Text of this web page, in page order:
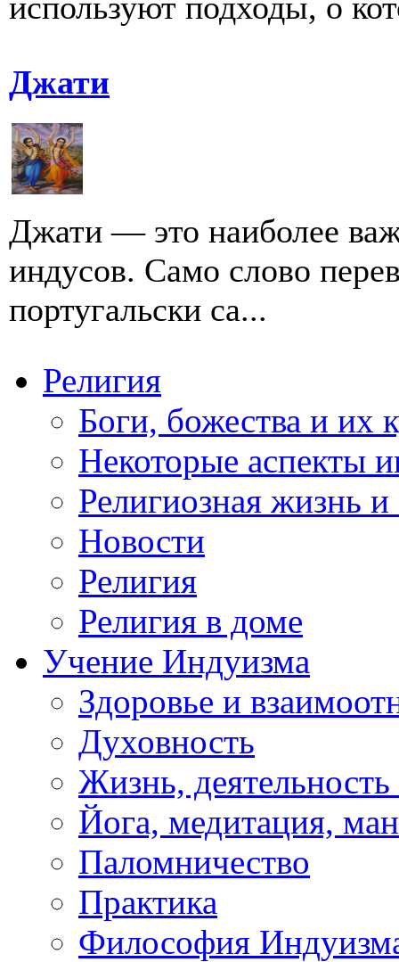
Джати
Джати — это наиболее
индусов. Само слово
португальски ca...
Религия
Боги, божества и их
Некоторые аспекты
Религиозная жизнь
Новости
Религия
Религия в доме
Учение Индуизма
Здоровье и
Духовность
Жизнь, деятельность
Йога, медитация,
Паломничество
Практика
Философия